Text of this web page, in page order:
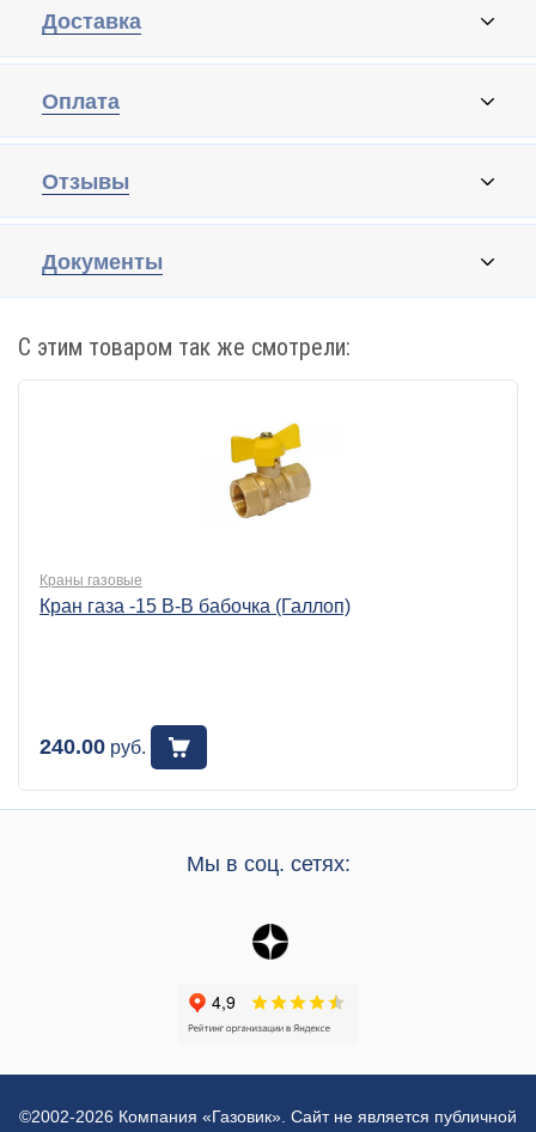
Доставка
Оплата
Отзывы
Документы
С этим товаром так же смотрели:
Краны газовые
Кран газа -15 В-В бабочка (Галлоп)
240.00 руб.
Мы в соц. сетях:
©2002-2026 Компания «Газовик». Сайт не является публичной